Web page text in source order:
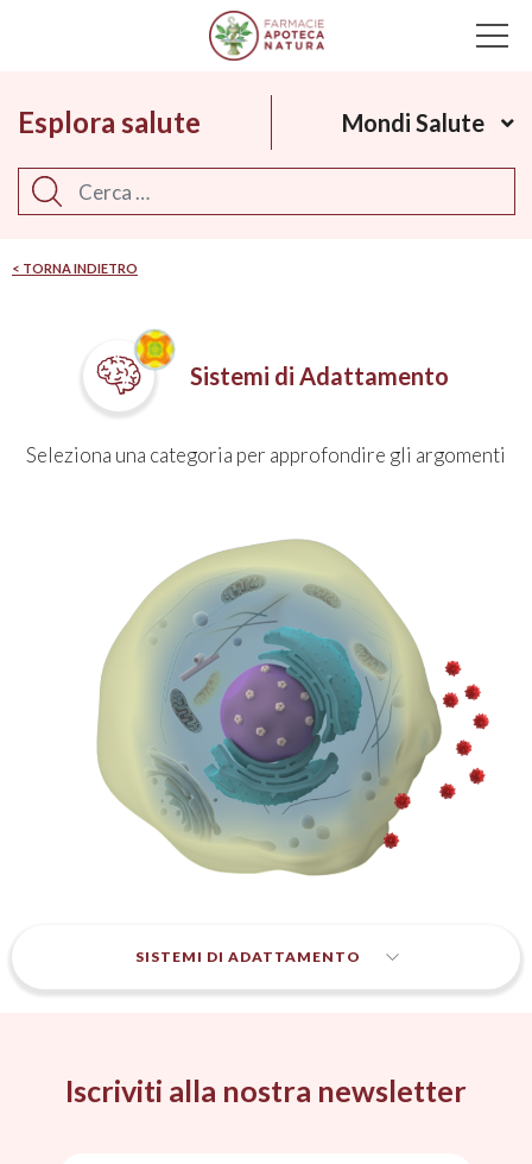
Main Navigation
Esplora salute Mondi Salute
Cerca
< TORNA INDIETRO
Sistemi di Adattamento
Seleziona una categoria per approfondire gli argomenti
SISTEMI DI ADATTAMENTO
Iscriviti alla nostra newsletter